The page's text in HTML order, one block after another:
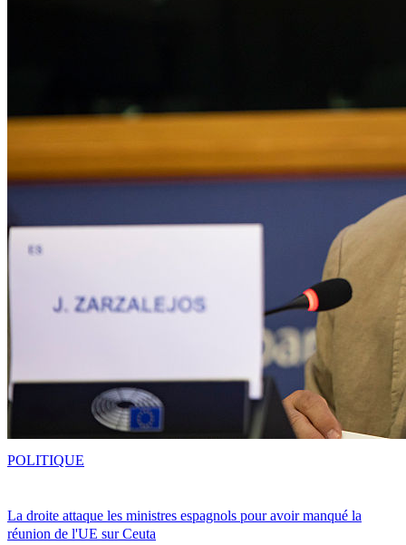
La droite attaque les ministres espagnols pour avoir manqué la
réunion de l'UE sur Ceuta
POLITIQUE